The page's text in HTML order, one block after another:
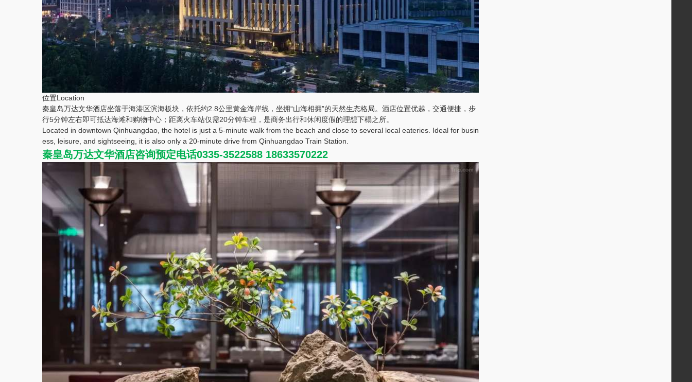
位置Location
秦皇岛万达文华酒店坐落于海港区滨海板块，依托约2.8公里黄金海岸线，坐拥“山海相拥”的天然生态格局。酒店位置优越，交通便捷，步
行5分钟左右即可抵达海滩和购物中心；距离火车站仅需20分钟车程，是商务出行和休闲度假的理想下榻之所。
Located in downtown Qinhuangdao, the hotel is just a 5-minute walk from the beach and close to several local eateries. Ideal for busin
ess, leisure, and sightseeing, it is also only a 20-minute drive from Qinhuangdao Train Station.
秦皇岛万达文华酒店咨询预定电话0335-3522588 18633570222